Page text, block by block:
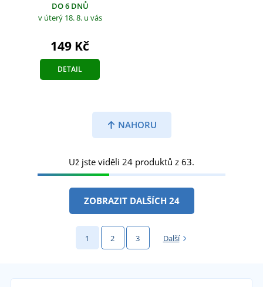
DO 6 DNŮ
v úterý 18. 8. u vás
149 Kč
DETAIL
NAHORU
Už jste viděli 24 produktů z 63.
ZOBRAZIT DALŠÍCH 24
1 2 3 Další